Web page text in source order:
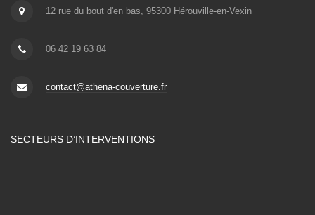
12 rue du bout d'en bas, 95300 Hérouville-en-Vexin
06 42 19 63 84
contact@athena-couverture.fr
SECTEURS D’INTERVENTIONS